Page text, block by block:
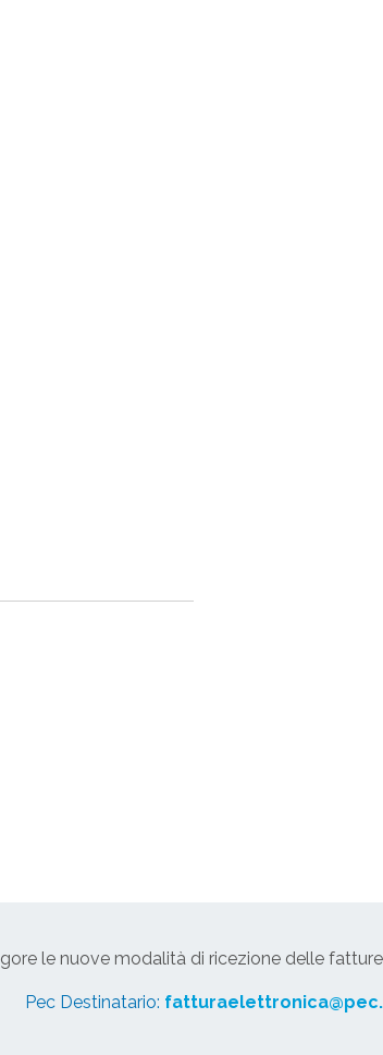
le nuove modalità di ricezione delle
Pec Destinatario: